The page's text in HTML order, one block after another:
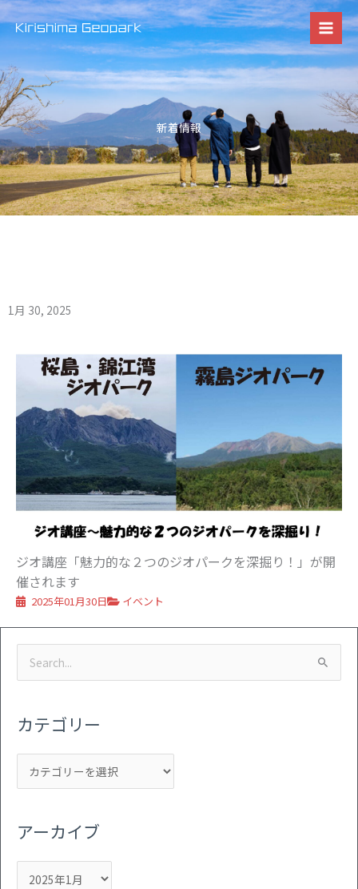
内
ス
キ
ッ
プ
新着情報
1月 30, 2025
ジオ講座「魅力的な２つのジオパークを深掘り！」が開
催されます
2025年01月30日 イベント
索
象:
カテゴリー
ー
アーカイブ
ブ